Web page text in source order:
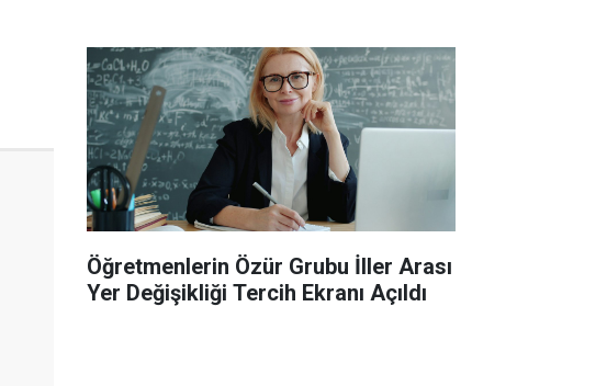
Öğretmenlerin Özür Grubu İller Arası
Yer Değişikliği Tercih Ekranı Açıldı